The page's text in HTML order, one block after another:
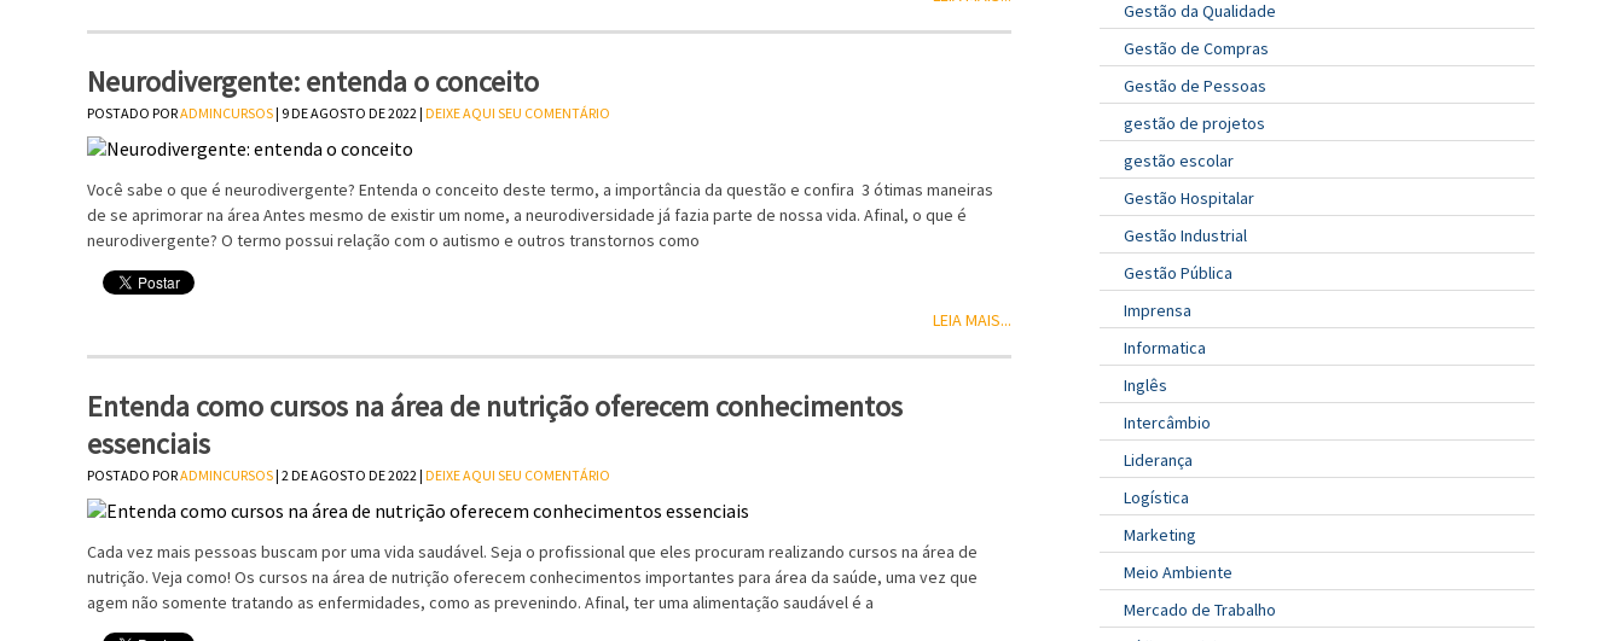
Neurodivergente: entenda o conceito
POSTADO PORADMINCURSOS| 9 DE AGOSTO DE 2022 | DEIXE AQUI SEU COMENTÁRIO
Você sabe o que é neurodivergente? Entenda o conceito deste termo, a importância da questão e confira 3 ótimas maneiras
de se aprimorar na área Antes mesmo de existir um nome, a neurodiversidade já fazia parte de nossa vida. Afinal, o que é
neurodivergente? O termo possui relação com o autismo e outros transtornos como
LEIA MAIS...
Entenda como cursos na área de nutrição oferecem conhecimentos
essenciais
POSTADO PORADMINCURSOS| 2 DE AGOSTO DE 2022 | DEIXE AQUI SEU COMENTÁRIO
Cada vez mais pessoas buscam por uma vida saudável. Seja o profissional que eles procuram realizando cursos na área de
nutrição. Veja como! Os cursos na área de nutrição oferecem conhecimentos importantes para área da saúde, uma vez que
agem não somente tratando as enfermidades, como as prevenindo. Afinal, ter uma alimentação saudável é a
Gestão da Qualidade
Gestão de Compras
Gestão de Pessoas
gestão de projetos
gestão escolar
Gestão Hospitalar
Gestão Industrial
Gestão Pública
Imprensa
Informatica
Inglês
Intercâmbio
Liderança
Logística
Marketing
Meio Ambiente
Mercado de Trabalho